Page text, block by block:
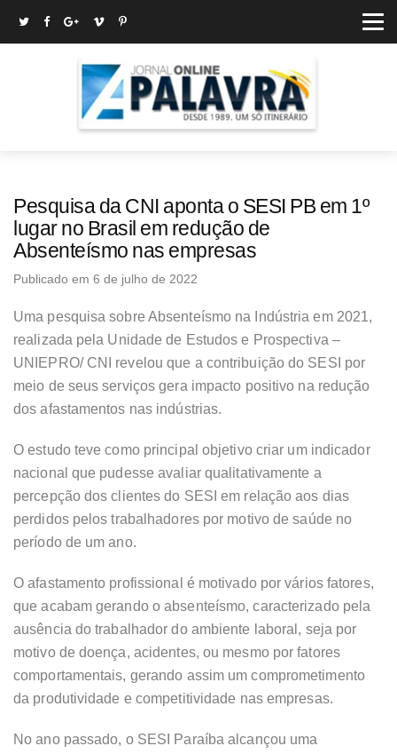
Pesquisa da CNI aponta o SESI PB em 1º
lugar no Brasil em redução de
Absenteísmo nas empresas
Publicado em 6 de julho de 2022
Uma pesquisa sobre Absenteísmo na Indústria em 2021,
realizada pela Unidade de Estudos e Prospectiva –
UNIEPRO/ CNI revelou que a contribuição do SESI por
meio de seus serviços gera impacto positivo na redução
dos afastamentos nas indústrias.
O estudo teve como principal objetivo criar um indicador
nacional que pudesse avaliar qualitativamente a
percepção dos clientes do SESI em relação aos dias
perdidos pelos trabalhadores por motivo de saúde no
período de um ano.
O afastamento profissional é motivado por vários fatores,
que acabam gerando o absenteísmo, caracterizado pela
ausência do trabalhador do ambiente laboral, seja por
motivo de doença, acidentes, ou mesmo por fatores
comportamentais, gerando assim um comprometimento
da produtividade e competitividade nas empresas.
No ano passado, o SESI Paraíba alcançou uma